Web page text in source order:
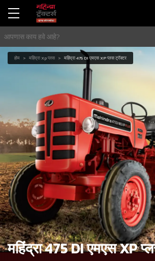
होम महिंद्रा Xp प्लस महिंद्रा 475 DI एमएस XP प्लस ट्रॅक्टर
महिंद्रा 475 DI एमएस XP